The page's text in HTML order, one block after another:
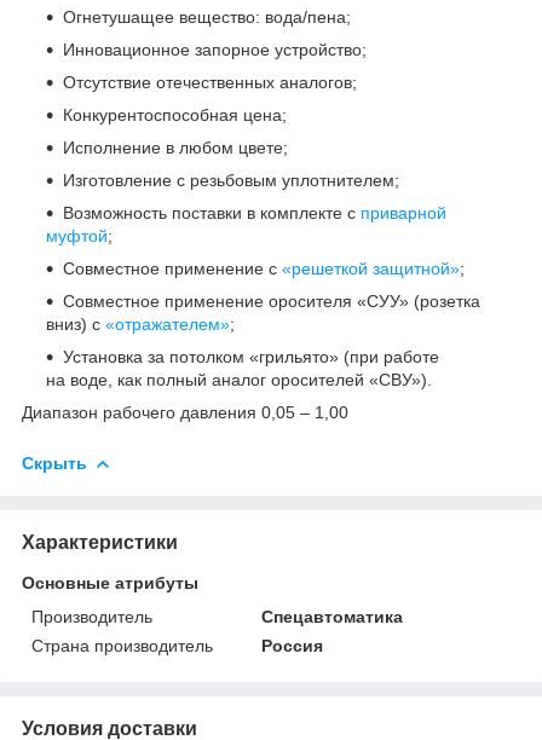
Огнетушащее вещество: вода/пена;
Инновационное запорное устройство;
Отсутствие отечественных аналогов;
Конкурентоспособная цена;
Исполнение в любом цвете;
Изготовление с резьбовым уплотнителем;
Возможность поставки в комплекте с приварной
муфтой;
Совместное применение с «решеткой защитной»;
Совместное применение оросителя «СУУ» (розетка
вниз) с «отражателем»;
Установка за потолком «грильято» (при работе
на воде, как полный аналог оросителей «СВУ»).
Диапазон рабочего давления 0,05 – 1,00
Скрыть
Характеристики
Основные атрибуты
Производитель
Спецавтоматика
Страна производитель
Россия
Условия доставки